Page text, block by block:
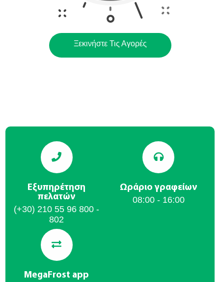
Ξεκινήστε Τις Αγορές
Εξυπηρέτηση
πελατών
(+30) 210 55 96 800 -
802
Ωράριο γραφείων
08:00 - 16:00
MegaFrost app